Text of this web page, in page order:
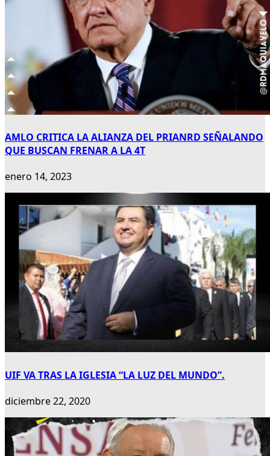
AMLO CRITICA LA ALIANZA DEL PRIANRD SEÑALANDO
QUE BUSCAN FRENAR A LA 4T
enero 14, 2023
UIF VA TRAS LA IGLESIA “LA LUZ DEL MUNDO”.
diciembre 22, 2020